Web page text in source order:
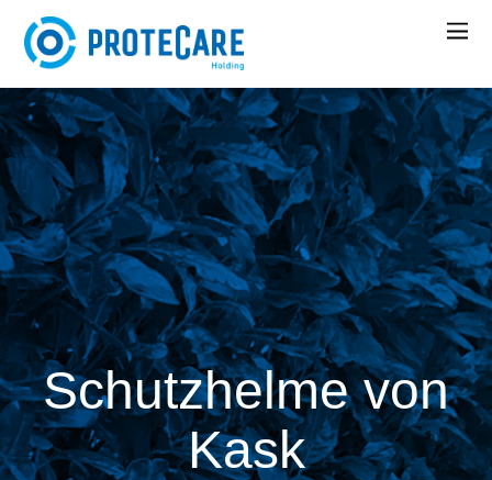
Schutzhelme von
Kask